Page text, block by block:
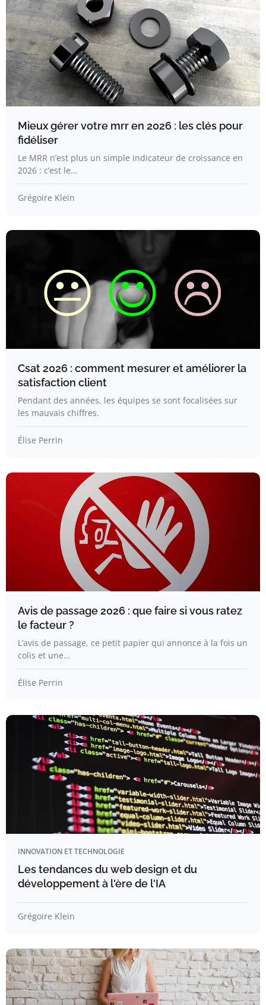
Mieux gérer votre mrr en 2026 : les clés pour
fidéliser
Le MRR n’est plus un simple indicateur de croissance en
2026 : c’est le…
Grégoire Klein
Csat 2026 : comment mesurer et améliorer la
satisfaction client
Pendant des années, les équipes se sont focalisées sur
les mauvais chiffres.
Élise Perrin
Avis de passage 2026 : que faire si vous ratez
le facteur ?
L’avis de passage, ce petit papier qui annonce à la fois un
colis et une…
Élise Perrin
INNOVATION ET TECHNOLOGIE
Les tendances du web design et du
développement à l'ère de l'IA
Grégoire Klein